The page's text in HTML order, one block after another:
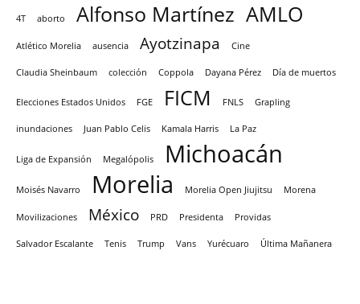
4T aborto Alfonso Martínez AMLO
Atlético Morelia ausencia Ayotzinapa Cine
Claudia Sheinbaum colección Coppola Dayana Pérez Día de muertos
Elecciones Estados Unidos FGE FICM FNLS Grapling
inundaciones Juan Pablo Celis Kamala Harris La Paz
Liga de Expansión Megalópolis Michoacán
Moisés Navarro Morelia Morelia Open Jiujitsu Morena
Movilizaciones México PRD Presidenta Providas
Salvador Escalante Tenis Trump Vans Yurécuaro Última Mañanera